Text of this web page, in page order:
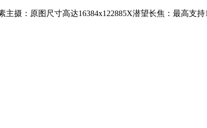
摄：原图尺寸高达16384x122885X潜望长焦：最高支持